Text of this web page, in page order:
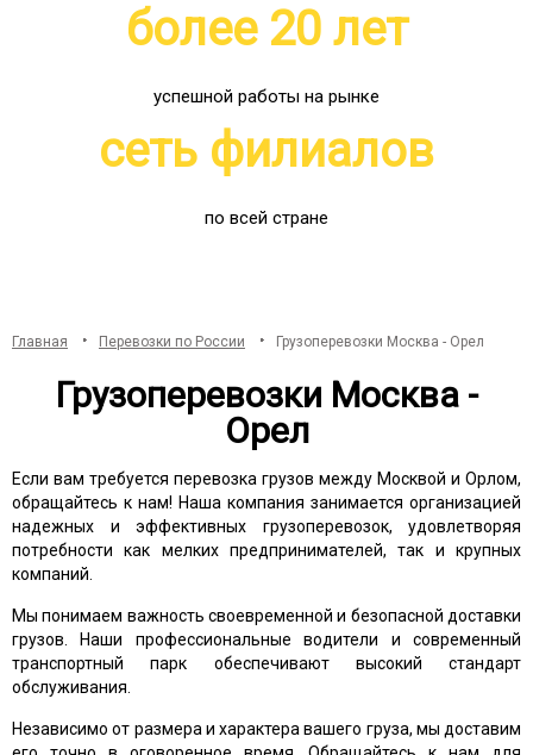
более 20 лет
успешной работы на рынке
сеть филиалов
по всей стране
Главная Перевозки по России Грузоперевозки Москва - Орел
Грузоперевозки Москва -
Орел
Если вам требуется перевозка грузов между Москвой и Орлом,
обращайтесь к нам! Наша компания занимается организацией
надежных и эффективных грузоперевозок, удовлетворяя
потребности как мелких предпринимателей, так и крупных
компаний.
Мы понимаем важность своевременной и безопасной доставки
грузов. Наши профессиональные водители и современный
транспортный парк обеспечивают высокий стандарт
обслуживания.
Независимо от размера и характера вашего груза, мы доставим